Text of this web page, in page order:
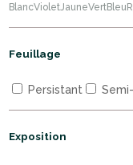
BlancVioletJauneVertBleu
Feuillage
Persistant
Exposition